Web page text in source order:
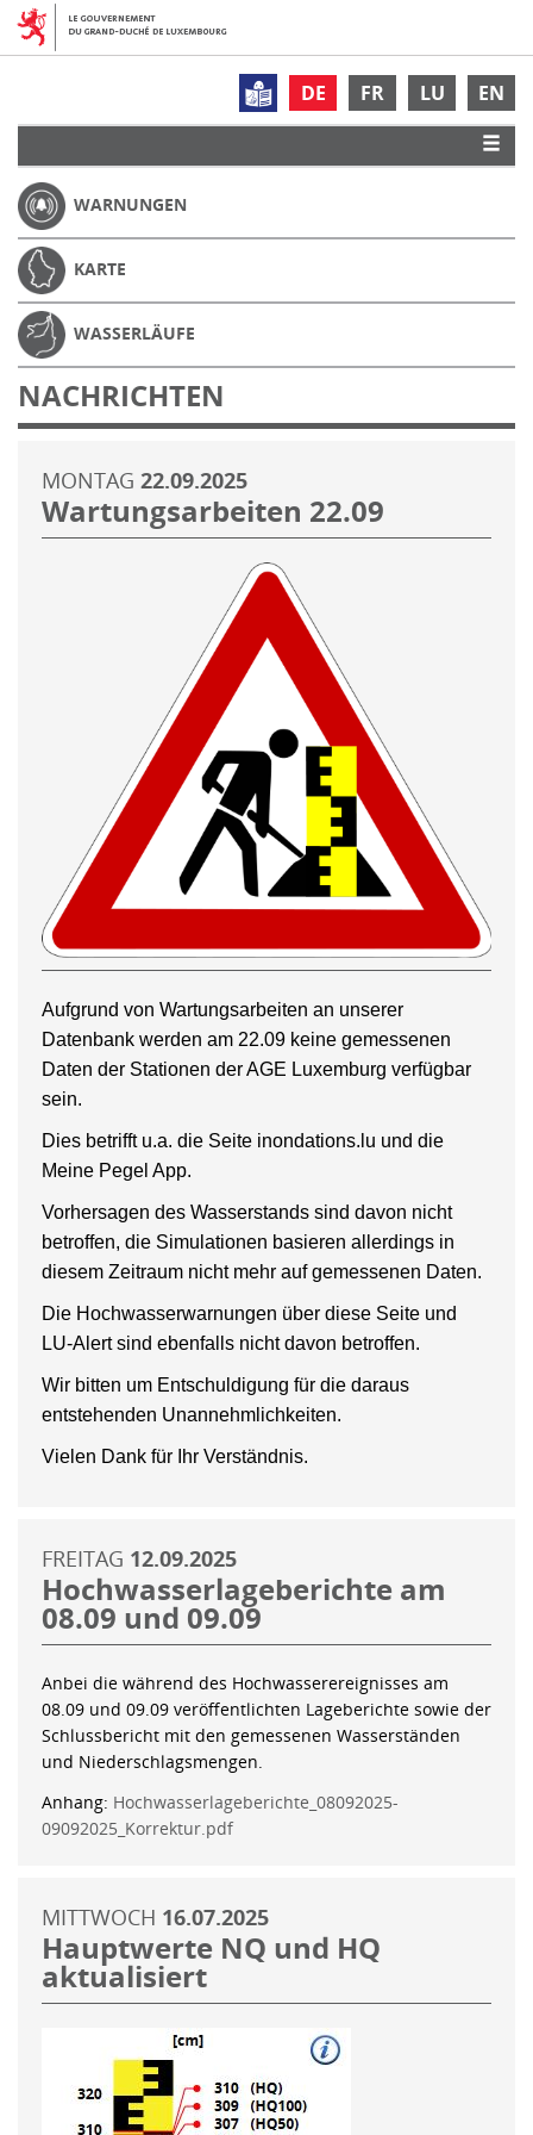
DE FR LU EN
WARNUNGEN
KARTE
WASSERLÄUFE
NACHRICHTEN
MONTAG 22.09.2025
Wartungsarbeiten 22.09
Aufgrund von Wartungsarbeiten an unserer
Datenbank werden am 22.09 keine gemessenen
Daten der Stationen der AGE Luxemburg verfügbar
sein.
Dies betrifft u.a. die Seite inondations.lu und die
Meine Pegel App.
Vorhersagen des Wasserstands sind davon nicht
betroffen, die Simulationen basieren allerdings in
diesem Zeitraum nicht mehr auf gemessenen Daten.
Die Hochwasserwarnungen über diese Seite und
LU-Alert sind ebenfalls nicht davon betroffen.
Wir bitten um Entschuldigung für die daraus
entstehenden Unannehmlichkeiten.
Vielen Dank für Ihr Verständnis.
FREITAG 12.09.2025
Hochwasserlageberichte am
08.09 und 09.09
Anbei die während des Hochwasserereignisses am
08.09 und 09.09 veröffentlichten Lageberichte sowie der
Schlussbericht mit den gemessenen Wasserständen
und Niederschlagsmengen.
Anhang: Hochwasserlageberichte_08092025-
09092025_Korrektur.pdf
MITTWOCH 16.07.2025
Hauptwerte NQ und HQ
aktualisiert